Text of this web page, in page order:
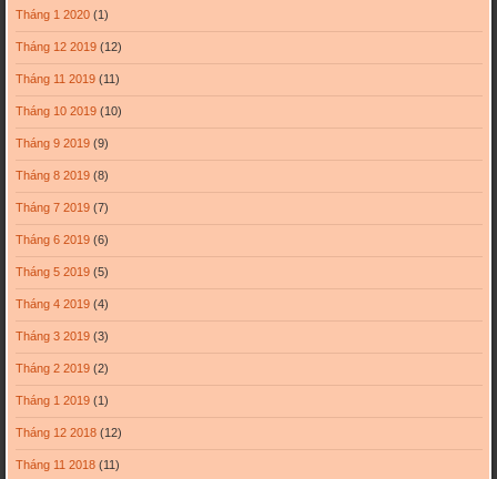
Tháng 1 2020(1)
Tháng 12 2019(12)
Tháng 11 2019(11)
Tháng 10 2019(10)
Tháng 9 2019(9)
Tháng 8 2019(8)
Tháng 7 2019(7)
Tháng 6 2019(6)
Tháng 5 2019(5)
Tháng 4 2019(4)
Tháng 3 2019(3)
Tháng 2 2019(2)
Tháng 1 2019(1)
Tháng 12 2018(12)
Tháng 11 2018(11)